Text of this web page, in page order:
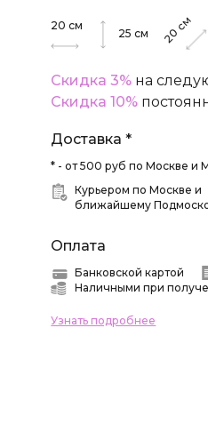
20 см
25 см 20
см
Скидка 3% на
Скидка 10%
Доставка *
* - от 500 руб по Москве и
Курьером по Москве и
ближайшему
Оплата
Банковской картой
Наличными при
Узнать подробнее